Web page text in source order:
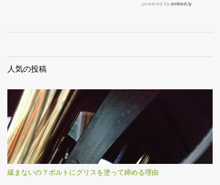
人気の投稿
緩まないの？ボルトにグリスを塗って締める理由